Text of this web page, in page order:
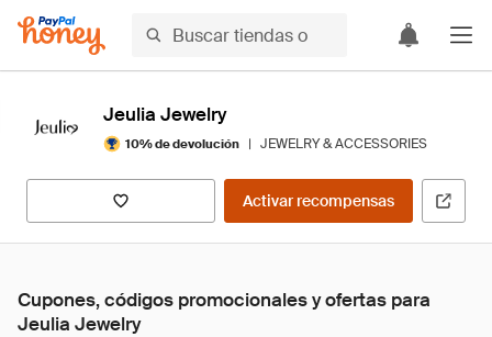
Jeulia Jewelry
10% de devolución | JEWELRY & ACCESSORIES
Activar recompensas
Cupones, códigos promocionales y ofertas para
Jeulia Jewelry